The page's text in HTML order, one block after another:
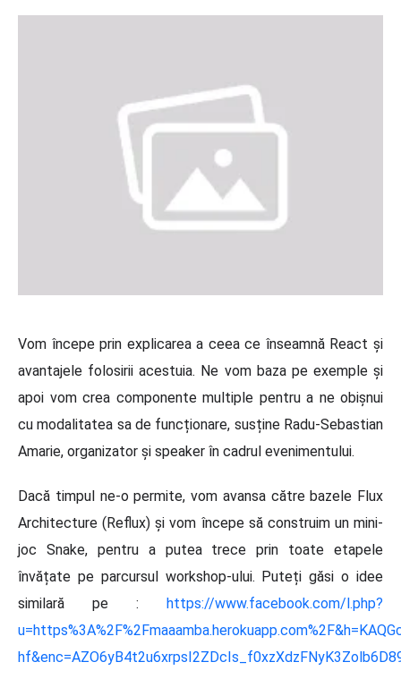
Vom începe prin explicarea a ceea ce înseamnă React și
avantajele folosirii acestuia. Ne vom baza pe exemple și
apoi vom crea componente multiple pentru a ne obișnui
cu modalitatea sa de funcționare, susține Radu-Sebastian
Amarie, organizator și speaker în cadrul evenimentului.
Dacă timpul ne-o permite, vom avansa către bazele Flux
Architecture (Reflux) și vom începe să construim un mini-
joc Snake, pentru a putea trece prin toate etapele
învățate pe parcursul workshop-ului. Puteți găsi o idee
similară pe : https://www.facebook.com/l.php?